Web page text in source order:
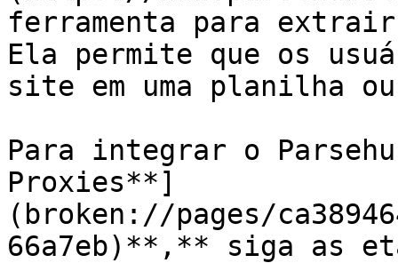
ferramenta para
Ela permite que os
site em uma planilha
Para integrar o
Proxies**]
(broken://pages/
66a7eb)**,** siga as